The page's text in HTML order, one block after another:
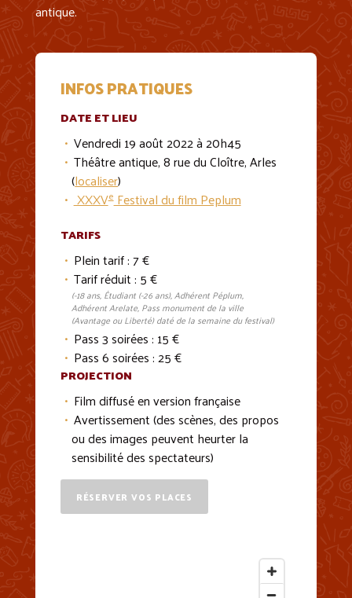
antique.
INFOS PRATIQUES
DATE ET LIEU
Vendredi 19 août 2022 à 20h45
Théâtre antique, 8 rue du Cloître, Arles
(localiser)
XXXVeFestival du film Peplum
TARIFS
Plein tarif : 7 €
Tarif réduit : 5 €
(-18 ans, Étudiant (-26 ans), Adhérent Péplum,
Adhérent Arelate, Pass monument de la ville
(Avantage ou Liberté) daté de la semaine du festival)
Pass 3 soirées : 15 €
Pass 6 soirées : 25 €
PROJECTION
Film diffusé en version française
Avertissement (des scènes, des propos
ou des images peuvent heurter la
sensibilité des spectateurs)
RÉSERVER VOS PLACES